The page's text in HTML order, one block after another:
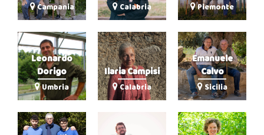
Campania Calabria Piemonte
Leonardo
Dorigo
Umbria
Ilaria Campisi
Calabria
Emanuele
Calvo
Sicilia